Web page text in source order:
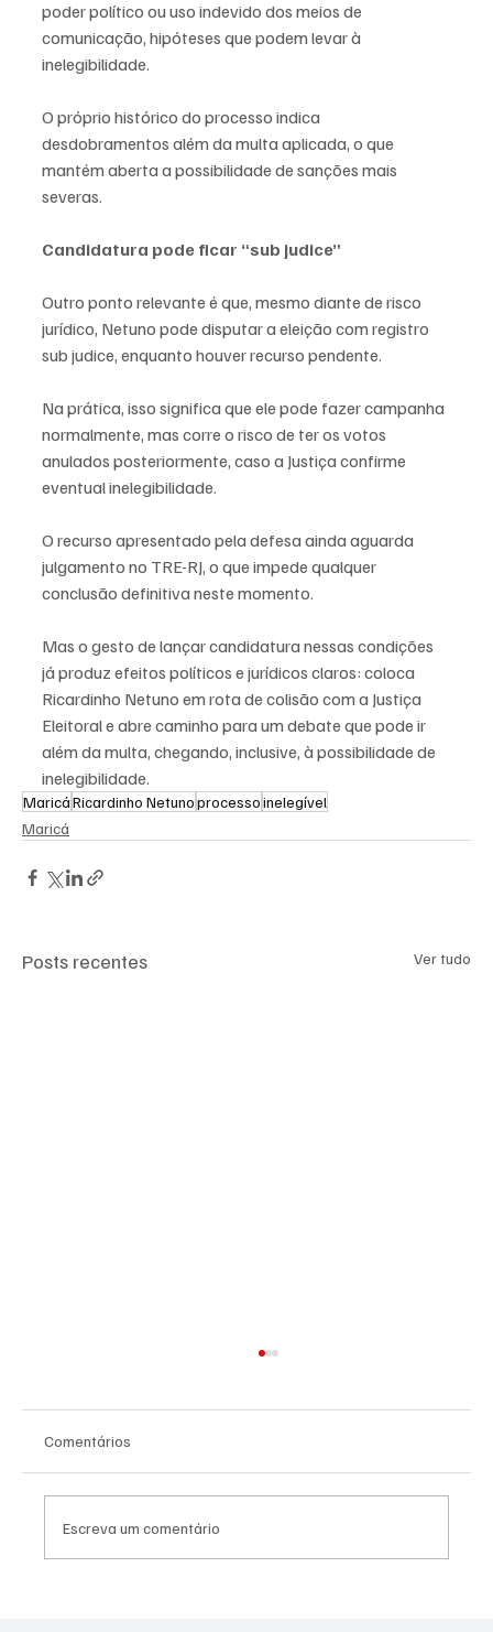
poder político ou uso indevido dos meios de
comunicação, hipóteses que podem levar à
inelegibilidade.
O próprio histórico do processo indica
desdobramentos além da multa aplicada, o que
mantém aberta a possibilidade de sanções mais
severas.
Candidatura pode ficar “sub judice”
Outro ponto relevante é que, mesmo diante de risco
jurídico, Netuno pode disputar a eleição com registro
sub judice, enquanto houver recurso pendente.
Na prática, isso significa que ele pode fazer campanha
normalmente, mas corre o risco de ter os votos
anulados posteriormente, caso a Justiça confirme
eventual inelegibilidade.
O recurso apresentado pela defesa ainda aguarda
julgamento no TRE-RJ, o que impede qualquer
conclusão definitiva neste momento.
Mas o gesto de lançar candidatura nessas condições
já produz efeitos políticos e jurídicos claros: coloca
Ricardinho Netuno em rota de colisão com a Justiça
Eleitoral e abre caminho para um debate que pode ir
além da multa, chegando, inclusive, à possibilidade de
inelegibilidade.
MaricáRicardinho Netunoprocessoinelegível
Maricá
Posts recentes Ver tudo
Comentários
Escreva um comentário